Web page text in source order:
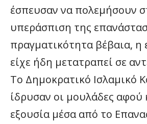
έσπευσαν να πολεμήσουν
υπεράσπιση της
πραγματικότητα βέβαια, η
είχε ήδη μετατραπεί σε
Το Δημοκρατικό Ισλαμικό
ίδρυσαν οι μουλάδες αφού
εξουσία μέσα από το